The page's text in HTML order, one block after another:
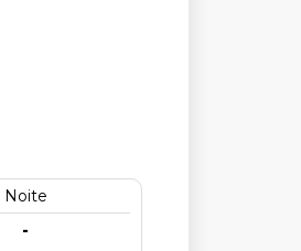
Noite
-